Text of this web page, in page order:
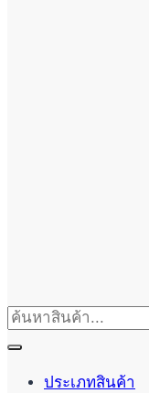
ประเภทสินค้า